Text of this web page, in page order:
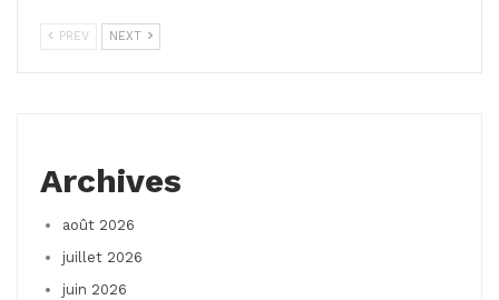
PREV NEXT
Archives
août 2026
juillet 2026
juin 2026